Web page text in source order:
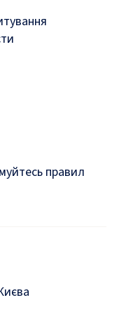
правил